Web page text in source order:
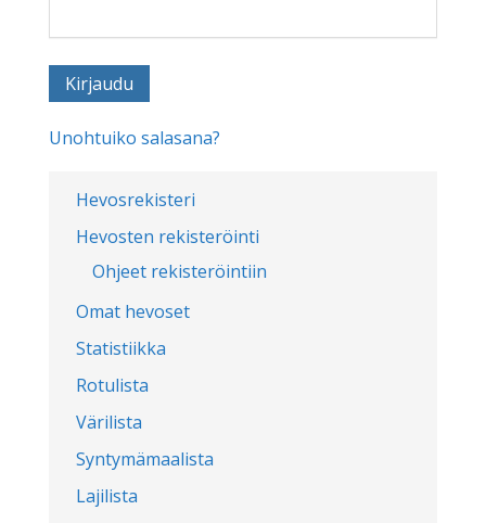
Hevosrekisteri
Hevosten rekisteröinti
Ohjeet rekisteröintiin
Omat hevoset
Statistiikka
Rotulista
Värilista
Syntymämaalista
Lajilista
Unohtuiko salasana?